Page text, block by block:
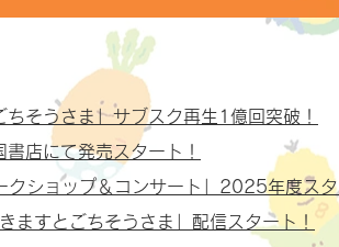
そうさま」サブスク再生1億回突破！
店にて発売スタート！
クショップ＆コンサート」2025年度ス
ますとごちそうさま」配信スタート！